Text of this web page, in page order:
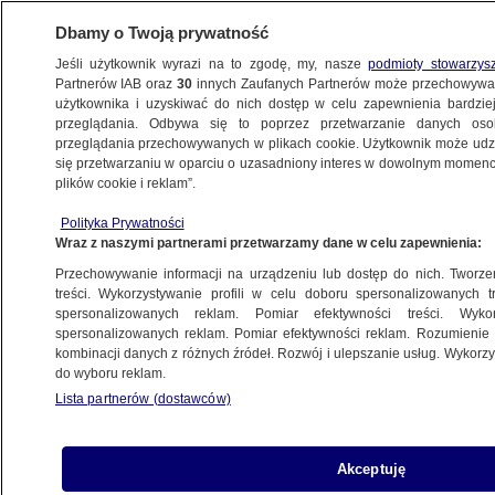
WARSZAWA
ŻOLIBORZ
25.09.2023, 07:13
Udostępnij
Dbamy o Twoją prywatność
Jeśli użytkownik wyrazi na to zgodę, my, naszepodmioty
Partnerów IAB oraz30 innych Zaufanych Partnerów może
użytkownika i uzyskiwać do nich dostęp w celu zapewnienia
przeglądania. Odbywa się to poprzez przetwarzanie danych
przeglądania przechowywanych w plikach cookie. Użytkownik może
się przetwarzaniu w oparciu o uzasadniony interes w dowolnym
plików cookie i reklam”.
Polityka Prywatności
Wraz z naszymi partnerami przetwarzamy dane w celu zapewnienia:
Przechowywanie informacji na urządzeniu lub dostęp do nich.
treści. Wykorzystywanie profili w celu doboru spersonalizowanych
spersonalizowanych reklam. Pomiar efektywności treści.
spersonalizowanych reklam. Pomiar efektywności reklam.
kombinacji danych z różnych źródeł. Rozwój i ulepszanie usług.
do wyboru reklam.
Lista partnerów (dostawców)
Akceptuję